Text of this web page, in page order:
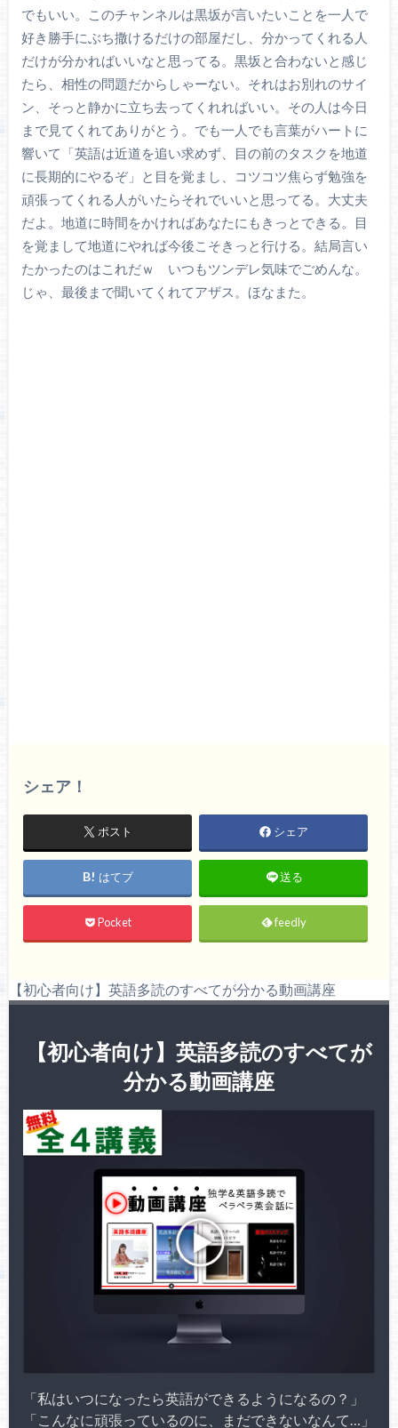
でもいい。このチャンネルは黒坂が言いたいことを一人で
好き勝手にぶち撒けるだけの部屋だし、分かってくれる人
だけが分かればいいなと思ってる。黒坂と合わないと感じ
たら、相性の問題だからしゃーない。それはお別れのサイ
ン、そっと静かに立ち去ってくれればいい。その人は今日
まで見てくれてありがとう。でも一人でも言葉がハートに
響いて「英語は近道を追い求めず、目の前のタスクを地道
に長期的にやるぞ」と目を覚まし、コツコツ焦らず勉強を
頑張ってくれる人がいたらそれでいいと思ってる。大丈夫
だよ。地道に時間をかければあなたにもきっとできる。目
を覚まして地道にやれば今後こそきっと行ける。結局言い
たかったのはこれだｗ いつもツンデレ気味でごめんな。
じゃ、最後まで聞いてくれてアザス。ほなまた。
シェア！
ポスト シェア
はてブ 送る
Pocket feedly
【初心者向け】英語多読のすべてが分かる動画講座
【初心者向け】英語多読のすべてが
分かる動画講座
「私はいつになったら英語ができるようになるの？」
「こんなに頑張っているのに、まだできないなんて…」